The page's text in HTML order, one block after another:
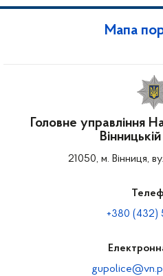
Мапа
Головне управління
21050, м. Вінниця,
+380 (432)